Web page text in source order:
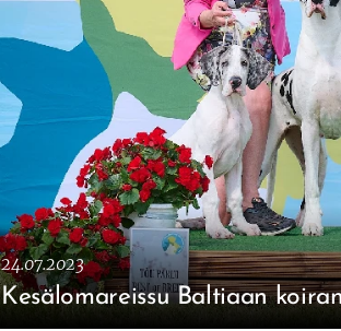
24.07.2023
Kesälomareissu Baltiaan